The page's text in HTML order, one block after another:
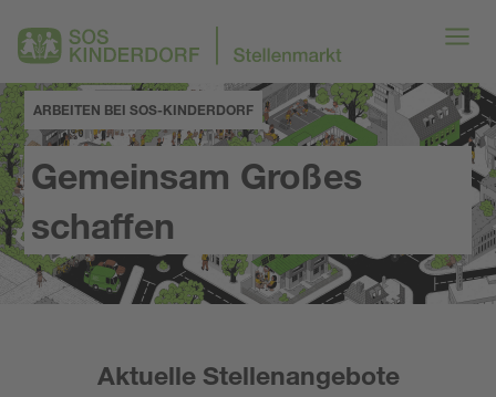
ARBEITEN BEI SOS-KINDERDORF
Gemeinsam Großes
schaffen
Aktuelle Stellenangebote